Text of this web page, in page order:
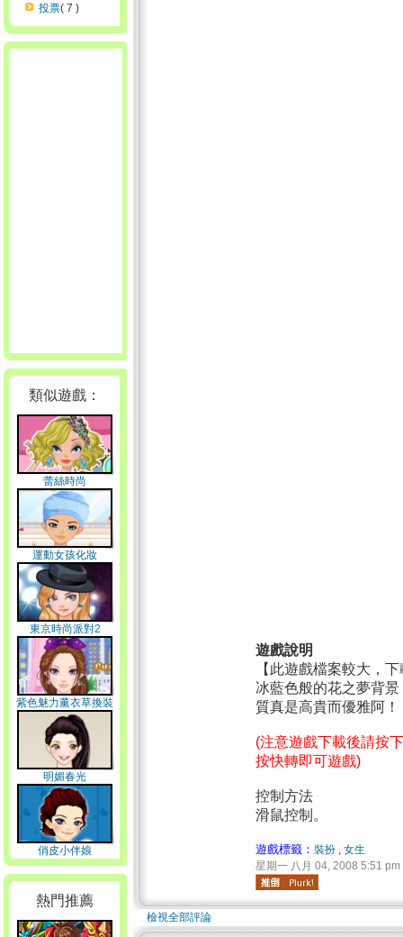
投票( 7 )
類似遊戲：
蕾絲時尚
運動女孩化妝
東京時尚派對2
紫色魅力薰衣草換裝
明媚春光
俏皮小伴娘
熱門推薦
遊戲說明
【此遊戲檔案較大，
冰藍色般的花之夢背
質真是高貴而優雅阿！
(注意遊戲下載後請按
按快轉即可遊戲)
控制方法
滑鼠控制。
遊戲標籤： 裝扮 , 女生
星期一 八月 04, 2008 5:51 pm
檢視全部評論